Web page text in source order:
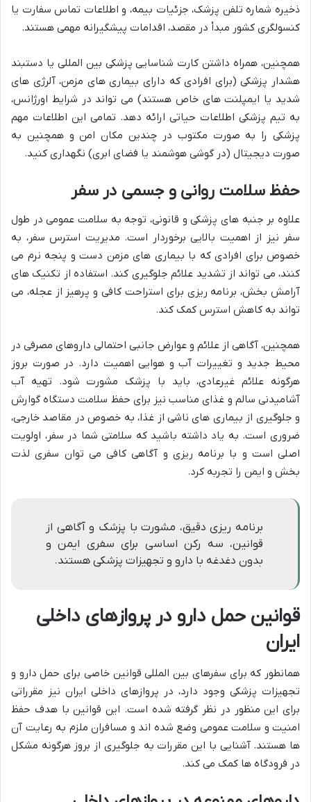
ذخیره شماره تلفن پزشک، جزئیات بیمه، و اطلاعات تماس سفارت یا
کنسولگری کشور مبدأ در مقصد، اقدامات پیشگیرانه مهمی هستند.
همچنین، همراه داشتن کارت شناسایی پزشکی بین المللی یا دستبند
هشدار پزشکی (برای افرادی که دارای بیماری های مزمن، آلرژی های
شدید یا ایمپلنت های خاص هستند) می تواند در شرایط اورژانس،
به تیم پزشکی اطلاعات حیاتی ارائه دهد. تمامی این اطلاعات مهم
پزشکی را به صورت مکتوب در چندین مکان امن و همچنین به
صورت دیجیتال (در گوشی هوشمند یا فضای ابری) نگهداری کنید.
حفظ سلامت روانی و جسمی در سفر
علاوه بر جنبه های پزشکی و قانونی، توجه به سلامت عمومی در طول
سفر نیز از اهمیت بالایی برخوردار است. مدیریت استرس سفر، به
خصوص برای افرادی که با بیماری های مزمن دست و پنجه نرم می
کنند، می تواند از تشدید علائم جلوگیری کند. استفاده از تکنیک های
آرامش بخش، برنامه ریزی برای استراحت کافی و پرهیز از عجله، می
تواند به کاهش استرس کمک کند.
همچنین، آگاهی از علائم و عوارض جانبی احتمالی داروهای مصرفی در
محیط جدید و تغییرات آب و هوایی اهمیت دارد. در صورت بروز
هرگونه علائم غیرعادی، باید با پزشک مشورت شود. تهیه آب
آشامیدنی سالم و غذای مناسب نیز برای حفظ سلامت دستگاه گوارش
و جلوگیری از بیماری های ناشی از غذا، به خصوص در مقاصد خارجی،
ضروری است. به یاد داشته باشید که سلامتی شما در سفر، اولویت
اصلی است و با برنامه ریزی و آگاهی کافی می توان سفری لذت
بخش و ایمن را تجربه کرد.
برنامه ریزی دقیق، مشورت با پزشک و آگاهی از
قوانین، سه رکن اساسی برای سفری ایمن و
بدون دغدغه با دارو و تجهیزات پزشکی هستند.
قوانین حمل دارو در پروازهای داخلی
ایران
همانطور که برای سفرهای بین المللی قوانین خاصی برای حمل دارو و
تجهیزات پزشکی وجود دارد، در پروازهای داخلی ایران نیز مقرراتی
برای این منظور در نظر گرفته شده است. این قوانین با هدف حفظ
امنیت و سلامت عمومی وضع شده اند و مسافران ملزم به رعایت آن
ها هستند. آشنایی با این مقررات به جلوگیری از بروز هرگونه مشکل
در فرودگاه ها کمک می کند.